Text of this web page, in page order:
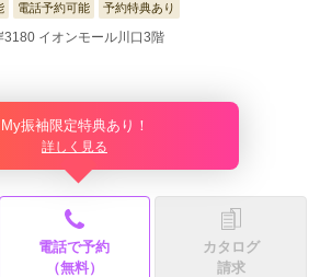
電話予約可能 予約特典あり
イオンモール川口3階
My振袖限定特典あり！
詳しく見る
電話で予約
（無料）
カタログ
請求